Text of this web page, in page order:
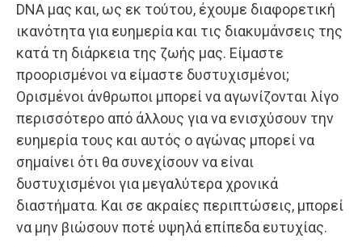
DNA μας και, ως εκ τούτου, έχουμε διαφορετική
ικανότητα για ευημερία και τις διακυμάνσεις της
κατά τη διάρκεια της ζωής μας. Είμαστε
προορισμένοι να είμαστε δυστυχισμένοι;
Ορισμένοι άνθρωποι μπορεί να αγωνίζονται λίγο
περισσότερο από άλλους για να ενισχύσουν την
ευημερία τους και αυτός ο αγώνας μπορεί να
σημαίνει ότι θα συνεχίσουν να είναι
δυστυχισμένοι για μεγαλύτερα χρονικά
διαστήματα. Και σε ακραίες περιπτώσεις, μπορεί
να μην βιώσουν ποτέ υψηλά επίπεδα ευτυχίας.